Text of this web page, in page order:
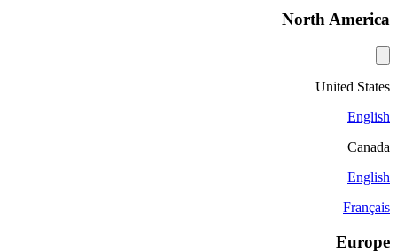
North America
United States
English
Canada
English
Français
Europe